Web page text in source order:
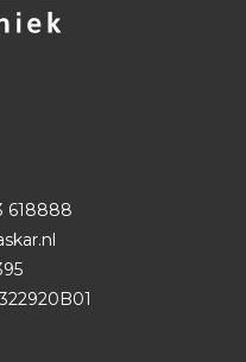
618888